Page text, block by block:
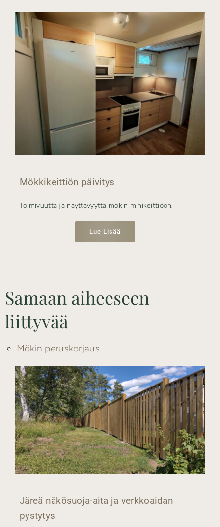
Mökkikeittiön päivitys
Toimivuutta ja näyttävyyttä mökin minikeittiöön.
Lue Lisää
Samaan aiheeseen
liittyvää
Mökin peruskorjaus
Järeä näkösuoja-aita ja verkkoaidan
pystytys